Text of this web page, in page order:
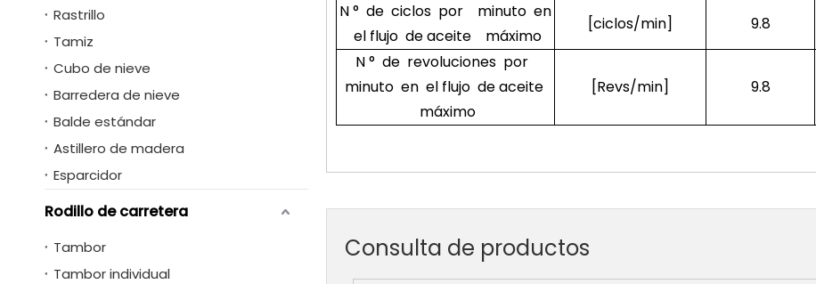
Rastrillo
Tamiz
Cubo de nieve
Barredera de nieve
Balde estándar
Astillero de madera
Esparcidor
Rodillo de carretera
Tambor
Tambor individual
N ° de ciclos por minuto en
el flujo de aceite máximo
[ciclos/min] 9.8
N ° de revoluciones por
minuto en el flujo de aceite
máximo
[Revs/min] 9.8
Consulta de productos